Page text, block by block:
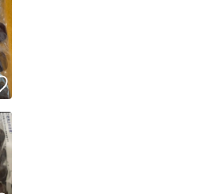
発送日数内に発送しています